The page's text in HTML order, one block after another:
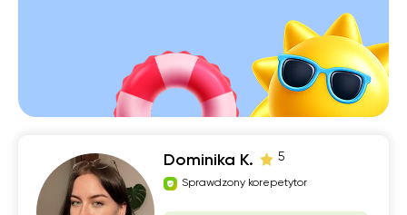
Dominika K. 5
Sprawdzony korepetytor